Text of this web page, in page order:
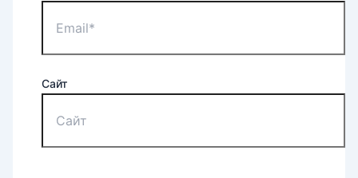
Сайт